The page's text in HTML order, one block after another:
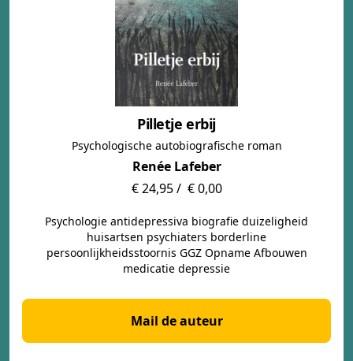
Pilletje erbij
Psychologische autobiografische roman
Renée Lafeber
€ 24,95 / € 0,00
Psychologie antidepressiva biografie duizeligheid
huisartsen psychiaters borderline
persoonlijkheidsstoornis GGZ Opname Afbouwen
medicatie depressie
Mail de auteur